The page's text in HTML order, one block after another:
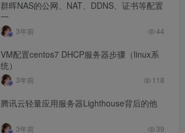
群晖NAS的公网、NAT、DDNS、证书等配置
一
3年前 44
VM配置centos7 DHCP服务器步骤（linux系
统）
3年前 118
腾讯云轻量应用服务器Lighthouse背后的他
3年前 39